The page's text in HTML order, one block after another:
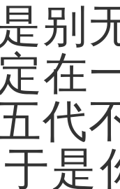
别
在
代
是